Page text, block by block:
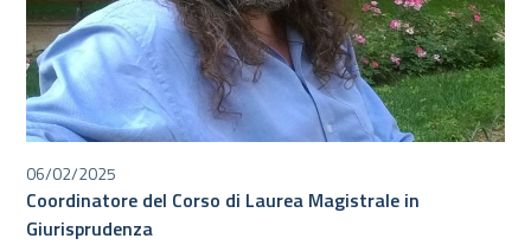
06/02/2025
Coordinatore del Corso di Laurea Magistrale in
Giurisprudenza